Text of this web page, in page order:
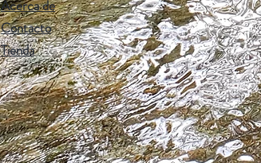
Acerca de
Contacto
Tienda